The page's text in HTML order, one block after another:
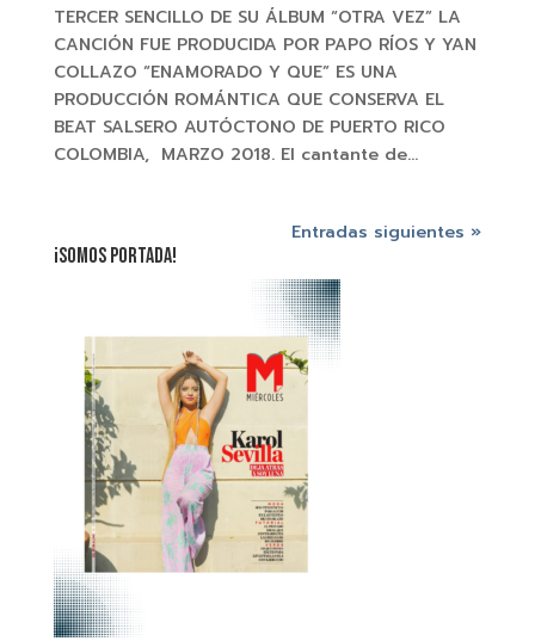
TERCER SENCILLO DE SU ÁLBUM “OTRA VEZ” LA
CANCIÓN FUE PRODUCIDA POR PAPO RÍOS Y YAN
COLLAZO “ENAMORADO Y QUE” ES UNA
PRODUCCIÓN ROMÁNTICA QUE CONSERVA EL
BEAT SALSERO AUTÓCTONO DE PUERTO RICO
COLOMBIA, MARZO 2018. El cantante de...
Entradas siguientes »
¡SOMOS PORTADA!